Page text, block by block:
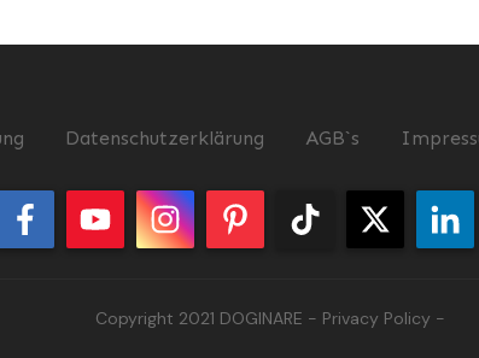
Datenschutzerklärung AGB`s
Copyright 2021 DOGINARE - Privacy Policy -